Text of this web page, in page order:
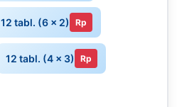
12 tabl. (6 x 2) Rp
12 tabl. (4 x 3) Rp